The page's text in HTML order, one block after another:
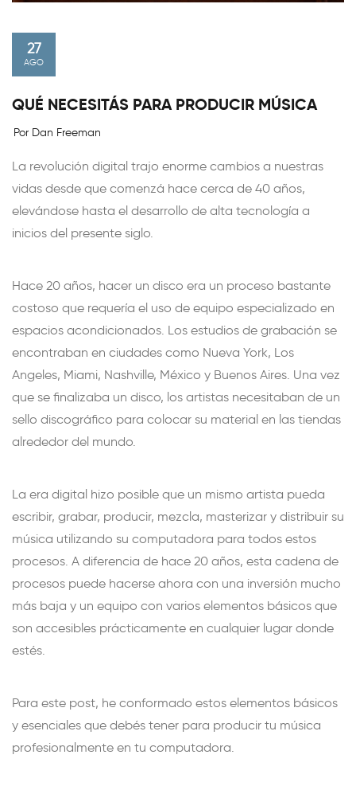
27
AGO
QUÉ NECESITÁS PARA PRODUCIR MÚSICA
Por Dan Freeman
La revolución digital trajo enorme cambios a nuestras
vidas desde que comenzá hace cerca de 40 años,
elevándose hasta el desarrollo de alta tecnología a
inicios del presente siglo.
Hace 20 años, hacer un disco era un proceso bastante
costoso que requería el uso de equipo especializado en
espacios acondicionados. Los estudios de grabación se
encontraban en ciudades como Nueva York, Los
Angeles, Miami, Nashville, México y Buenos Aires. Una vez
que se finalizaba un disco, los artistas necesitaban de un
sello discográfico para colocar su material en las tiendas
alrededor del mundo.
La era digital hizo posible que un mismo artista pueda
escribir, grabar, producir, mezcla, masterizar y distribuir su
música utilizando su computadora para todos estos
procesos. A diferencia de hace 20 años, esta cadena de
procesos puede hacerse ahora con una inversión mucho
más baja y un equipo con varios elementos básicos que
son accesibles prácticamente en cualquier lugar donde
estés.
Para este post, he conformado estos elementos básicos
y esenciales que debés tener para producir tu música
profesionalmente en tu computadora.